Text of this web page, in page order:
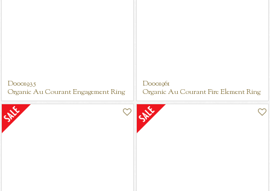
D0001935
Organic Au Courant Engagement Ring
D0001961
Organic Au Courant Fire Element Ring